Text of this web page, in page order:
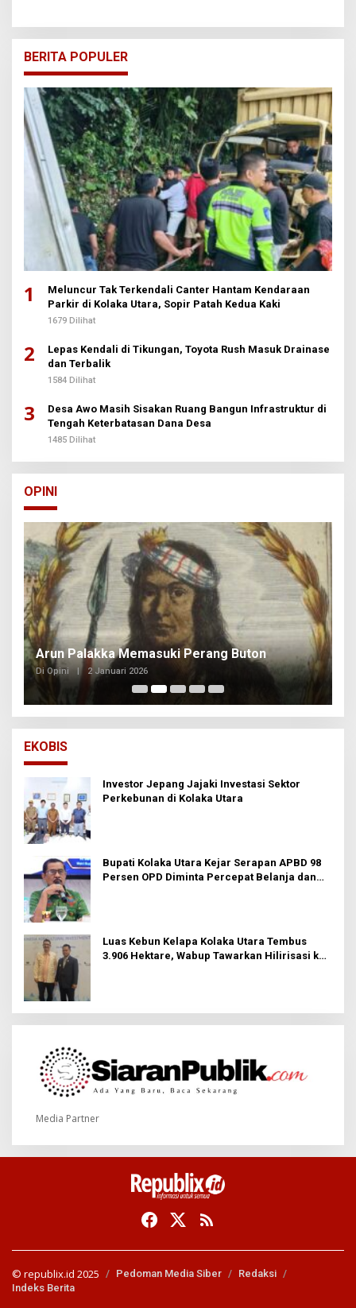
BERITA POPULER
1
Meluncur Tak Terkendali Canter Hantam Kendaraan
Parkir di Kolaka Utara, Sopir Patah Kedua Kaki
1679 Dilihat
2
Lepas Kendali di Tikungan, Toyota Rush Masuk Drainase
dan Terbalik
1584 Dilihat
3
Desa Awo Masih Sisakan Ruang Bangun Infrastruktur di
Tengah Keterbatasan Dana Desa
1485 Dilihat
OPINI
Arun Palakka Memasuki Perang Buton
Di Opini | 2 Januari 2026
EKOBIS
Investor Jepang Jajaki Investasi Sektor
Perkebunan di Kolaka Utara
Bupati Kolaka Utara Kejar Serapan APBD 98
Persen OPD Diminta Percepat Belanja dan
Luas Kebun Kelapa Kolaka Utara Tembus
3.906 Hektare, Wabup Tawarkan Hilirisasi ke
Media Partner
© republix.id 2025 Pedoman Media Siber
Redaksi
Indeks Berita